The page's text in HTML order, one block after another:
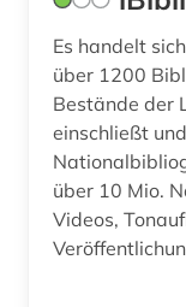
ukraine (2)
Ukraine (12)
Ungarn (10)
Es handelt
über 1200
Bestände der
einschließt
über 10 Mio.
Videos,